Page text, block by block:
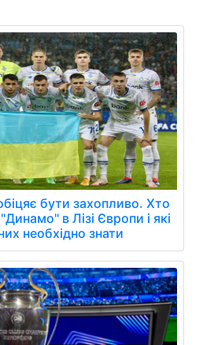
бути захопливо. Хто
в Лізі Європи і які
необхідно знати